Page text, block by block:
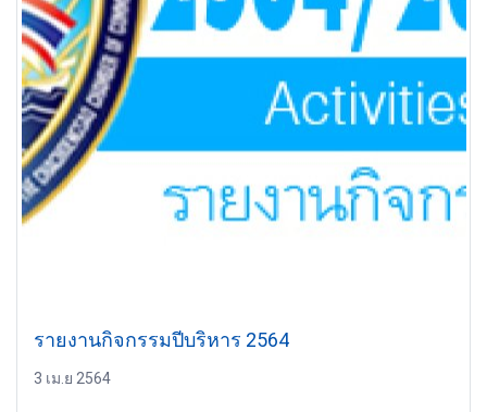
รายงานกิจกรรมปีบริหาร 2564
3 เม.ย 2564